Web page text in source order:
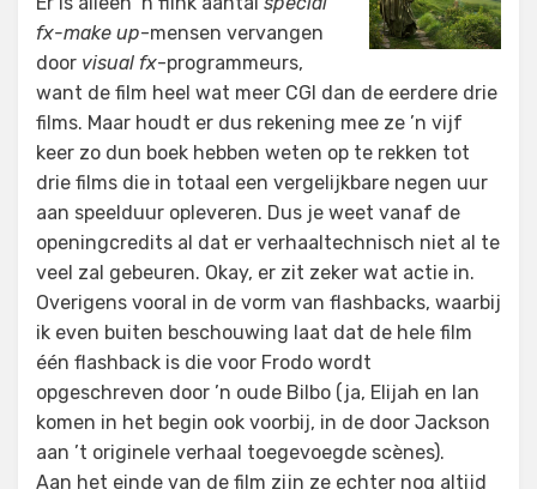
fx-make up-mensen vervangen
door visual fx-programmeurs,
want de film heel wat meer CGI dan de eerdere drie
films. Maar houdt er dus rekening mee ze ’n vijf
keer zo dun boek hebben weten op te rekken tot
drie films die in totaal een vergelijkbare negen uur
aan speelduur opleveren. Dus je weet vanaf de
openingcredits al dat er verhaaltechnisch niet al te
veel zal gebeuren. Okay, er zit zeker wat actie in.
Overigens vooral in de vorm van flashbacks, waarbij
ik even buiten beschouwing laat dat de hele film
één flashback is die voor Frodo wordt
opgeschreven door ’n oude Bilbo (ja, Elijah en Ian
komen in het begin ook voorbij, in de door Jackson
aan ’t originele verhaal toegevoegde scènes).
Aan het einde van de film zijn ze echter nog altijd